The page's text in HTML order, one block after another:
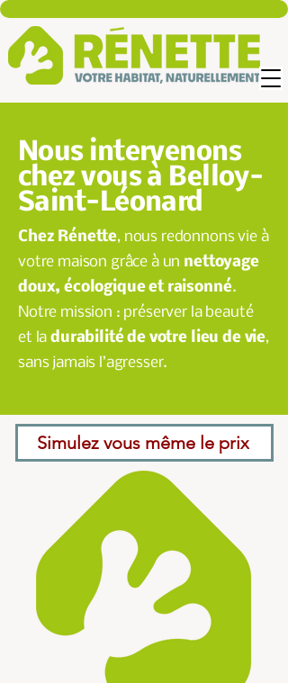
Nous intervenons
chez vous à Belloy-
Saint-Léonard
Chez Rénette, nous redonnons vie à
votre maison grâce à un nettoyage
doux, écologique et raisonné.
Notre mission : préserver la beauté
et ladurabilité de votre lieu de vie,
sans jamais l’agresser.
Simulez vous même le prix